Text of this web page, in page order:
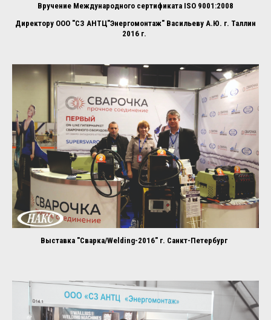
Вручение Международного сертификата ISO 9001:2008
Директору ООО "СЗ АНТЦ"Энергомонтаж" Васильеву А.Ю. г. Таллин
2016 г.
Выставка "Сварка/Welding-2016" г. Санкт-Петербург